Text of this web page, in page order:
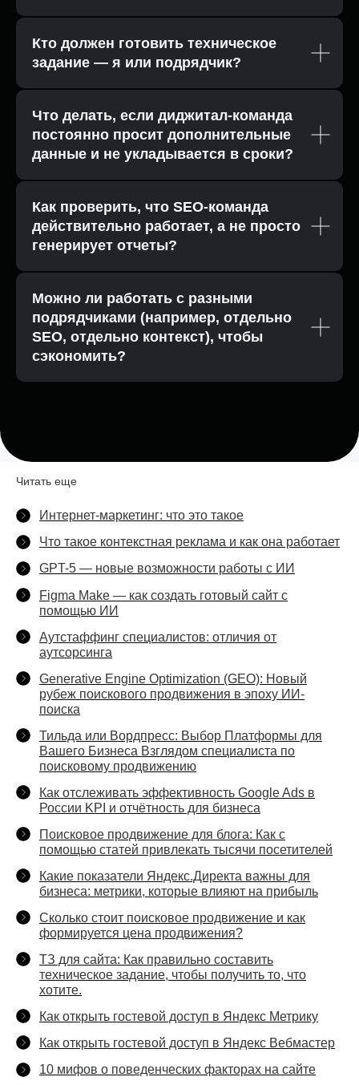
Кто должен готовить техническое
задание — я или подрядчик?
Что делать, если диджитал-команда
постоянно просит дополнительные
данные и не укладывается в сроки?
Как проверить, что SEO-команда
действительно работает, а не просто
генерирует отчеты?
Можно ли работать с разными
подрядчиками (например, отдельно
SEO, отдельно контекст), чтобы
сэкономить?
Читать еще
Интернет-маркетинг: что это такое
Что такое контекстная реклама и как она работает
GPT-5 — новые возможности работы с ИИ
Figma Make — как создать готовый сайт с
помощью ИИ
Аутстаффинг специалистов: отличия от
аутсорсинга
Generative Engine Optimization (GEO): Новый
рубеж поискового продвижения в эпоху ИИ-
поиска
Тильда или Вордпресс: Выбор Платформы для
Вашего Бизнеса Взглядом специалиста по
поисковому продвижению
Как отслеживать эффективность Google Ads в
России KPI и отчётность для бизнеса
Поисковое продвижение для блога: Как с
помощью статей привлекать тысячи посетителей
Какие показатели Яндекс.Директа важны для
бизнеса: метрики, которые влияют на прибыль
Сколько стоит поисковое продвижение и как
формируется цена продвижения?
ТЗ для сайта: Как правильно составить
техническое задание, чтобы получить то, что
хотите.
Как открыть гостевой доступ в Яндекс Метрику
Как открыть гостевой доступ в Яндекс Вебмастер
10 мифов о поведенческих факторах на сайте